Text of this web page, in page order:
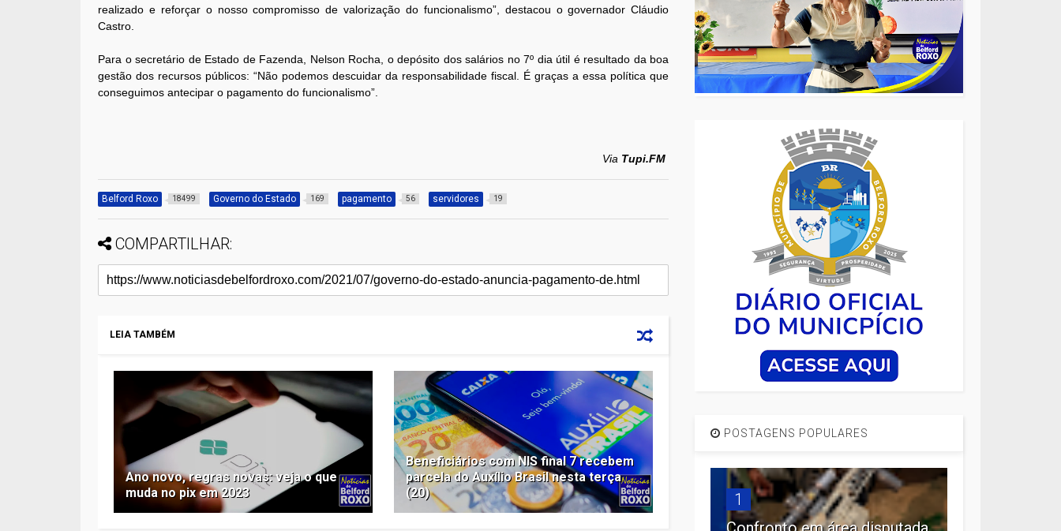
realizado e reforçar o nosso compromisso de valorização do funcionalismo”, destacou o governador Cláudio
Castro.
Para o secretário de Estado de Fazenda, Nelson Rocha, o depósito dos salários no 7º dia útil é resultado da boa
gestão dos recursos públicos: “Não podemos descuidar da responsabilidade fiscal. É graças a essa política que
conseguimos antecipar o pagamento do funcionalismo”.
Via Tupi.FM
Belford Roxo 18499 Governo do Estado 169 pagamento 56 servidores 19
COMPARTILHAR:
LEIA TAMBÉM
Ano novo, regras novas: veja o que
muda no pix em 2023
Beneficiários com NIS final 7 recebem
parcela do Auxílio Brasil nesta terça
(20)
POSTAGENS POPULARES
1